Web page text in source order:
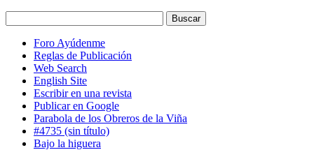
Foro Ayúdenme
Reglas de Publicación
Web Search
English Site
Escribir en una revista
Publicar en Google
Parabola de los Obreros de la Viña
#4735 (sin título)
Bajo la higuera